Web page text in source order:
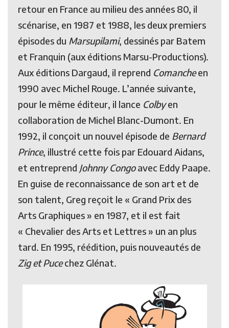
retour en France au milieu des années 80, il
scénarise, en 1987 et 1988, les deux premiers
épisodes du Marsupilami, dessinés par Batem
et Franquin (aux éditions Marsu-Productions).
Aux éditions Dargaud, il reprend Comancheen
1990 avec Michel Rouge. L’année suivante,
pour le même éditeur, il lance Colbyen
collaboration de Michel Blanc-Dumont. En
1992, il conçoit un nouvel épisode de Bernard
Prince, illustré cette fois par Edouard Aidans,
et entreprend Johnny Congoavec Eddy Paape.
En guise de reconnaissance de son art et de
son talent, Greg reçoit le « Grand Prix des
Arts Graphiques » en 1987, et il est fait
« Chevalier des Arts et Lettres » un an plus
tard. En 1995, réédition, puis nouveautés de
Zig et Pucechez Glénat.